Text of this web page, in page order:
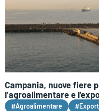
Campania, nuove fiere
l’agroalimentare e
#Agroalimentare #Export